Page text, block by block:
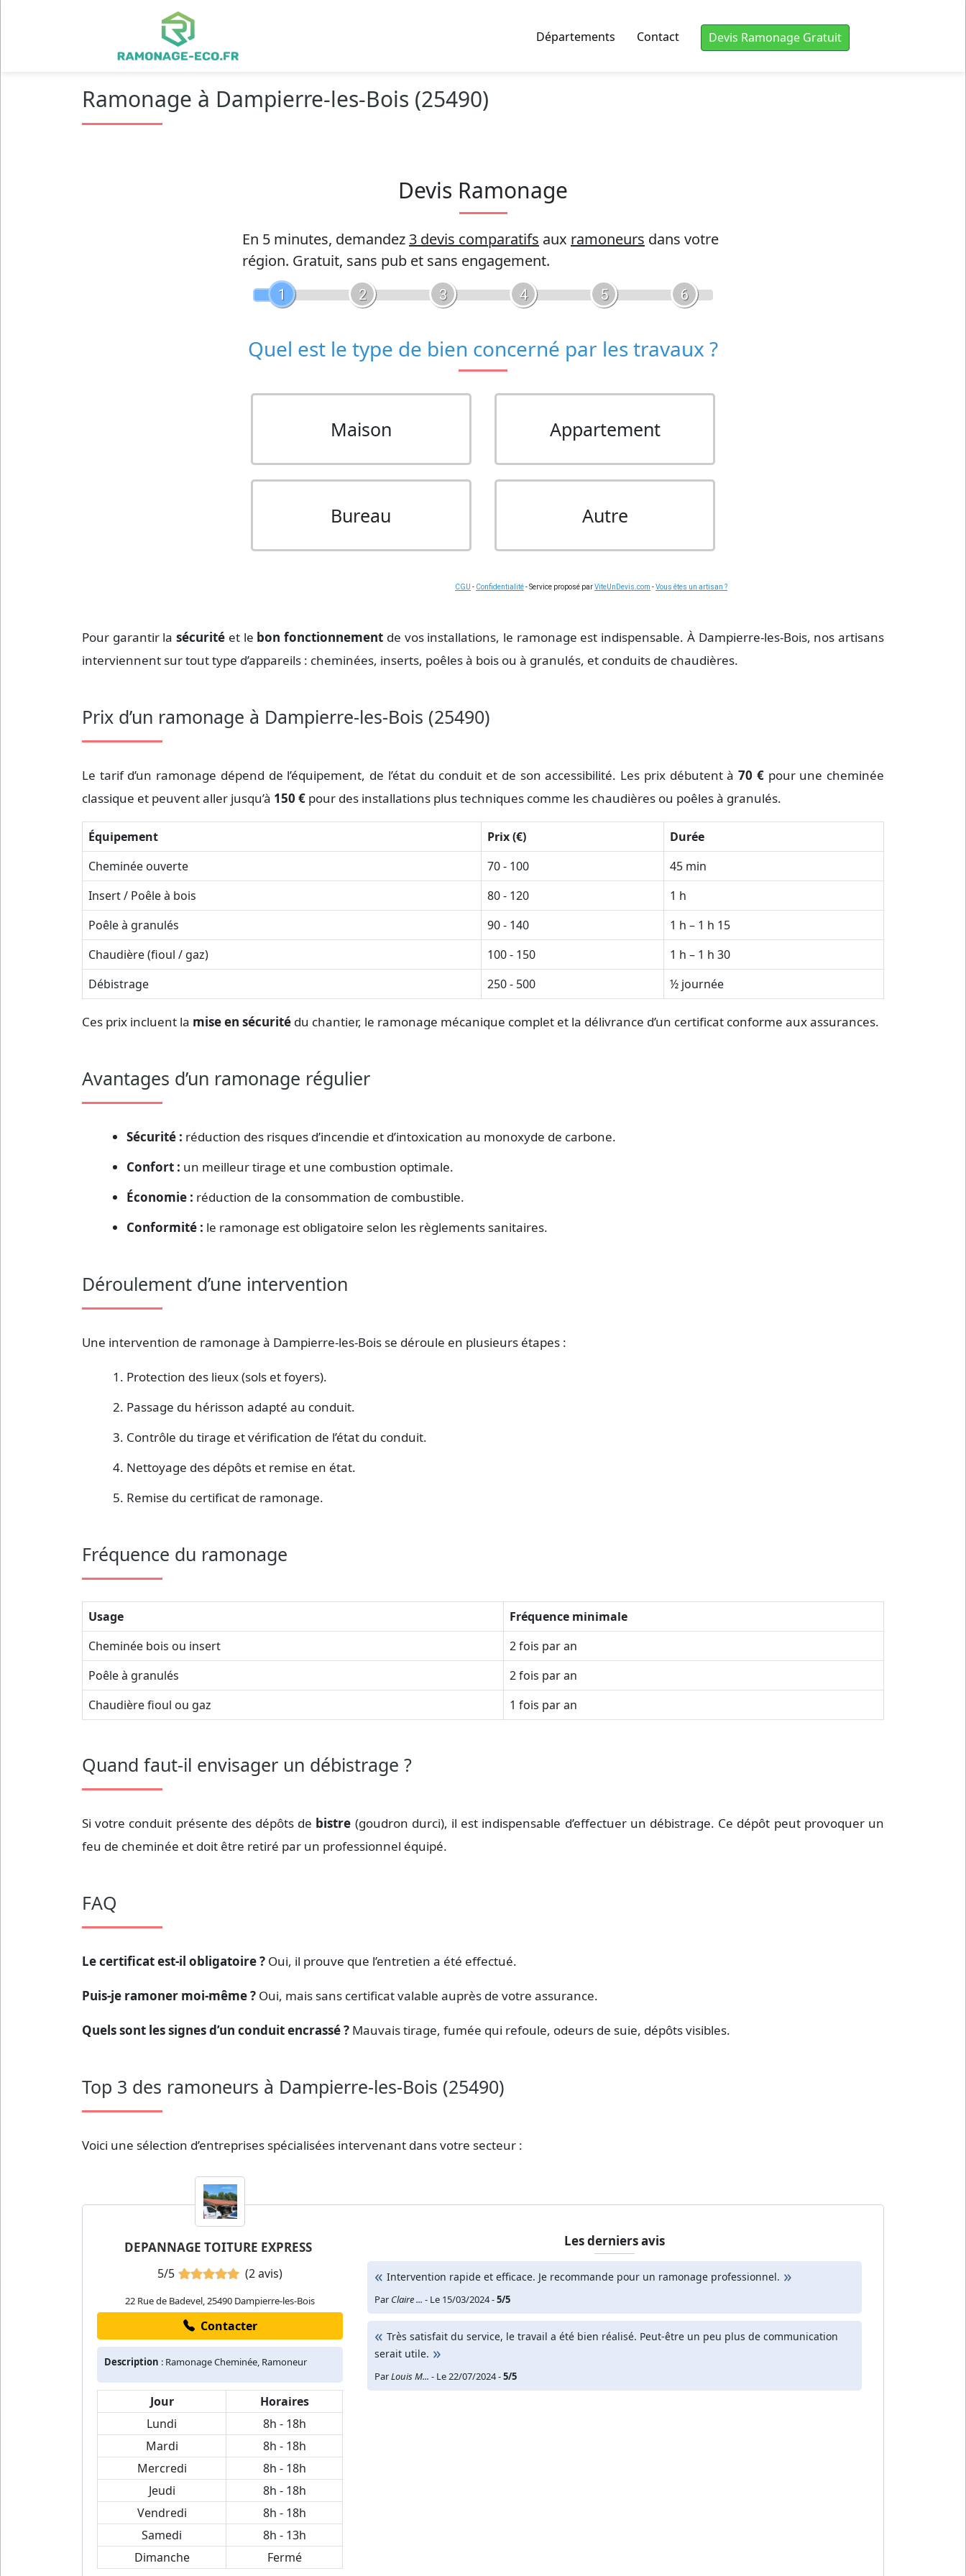
Départements Contact Devis Ramonage Gratuit
Ramonage à Dampierre-les-Bois (25490)
Devis Ramonage
En 5 minutes, demandez 3 devis comparatifs aux ramoneurs dans votre
région. Gratuit, sans pub et sans engagement.
1 2 3 4 5 6
Quel est le type de bien concerné par les travaux ?
Maison Appartement
Bureau Autre
CGU - Confidentialité- Service proposé parViteUnDevis.com -Vous êtes un artisan ?
Pour garantir lasécurité et le bon fonctionnement de vos installations, le ramonage est indispensable. À Dampierre-les-Bois, nos artisans
interviennent sur tout type d’appareils : cheminées, inserts, poêles à bois ou à granulés, et conduits de chaudières.
Prix d’un ramonage à Dampierre-les-Bois (25490)
Le tarif d’un ramonage dépend de l’équipement, de l’état du conduit et de son accessibilité. Les prix débutent à70 €pour une cheminée
classique et peuvent aller jusqu’à 150 € pour des installations plus techniques comme les chaudières ou poêles à granulés.
Équipement Prix (€)
Durée
Cheminée ouverte
70 - 100
45 min
Insert / Poêle à bois
80 - 120
1 h
Poêle à granulés
90 - 140
1 h – 1 h 15
Chaudière (fioul / gaz)
100 - 150
1 h – 1 h 30
Débistrage
250 - 500 ½ journée
Ces prix incluent la mise en sécurité du chantier, le ramonage mécanique complet et la délivrance d’un certificat conforme aux assurances.
Avantages d’un ramonage régulier
Sécurité : réduction des risques d’incendie et d’intoxication au monoxyde de carbone.
Confort : un meilleur tirage et une combustion optimale.
Économie : réduction de la consommation de combustible.
Conformité : le ramonage est obligatoire selon les règlements sanitaires.
Déroulement d’une intervention
Une intervention de ramonage à Dampierre-les-Bois se déroule en plusieurs étapes :
Protection des lieux (sols et foyers).
Passage du hérisson adapté au conduit.
Contrôle du tirage et vérification de l’état du conduit.
Nettoyage des dépôts et remise en état.
Remise du certificat de ramonage.
Fréquence du ramonage
Usage
Fréquence minimale
Cheminée bois ou insert
2 fois par an
Poêle à granulés
2 fois par an
Chaudière fioul ou gaz
1 fois par an
Quand faut-il envisager un débistrage ?
Si votre conduit présente des dépôts de bistre (goudron durci), il est indispensable d’effectuer un débistrage. Ce dépôt peut provoquer un
feu de cheminée et doit être retiré par un professionnel équipé.
FAQ
Le certificat est-il obligatoire ? Oui, il prouve que l’entretien a été effectué.
Puis-je ramoner moi-même ? Oui, mais sans certificat valable auprès de votre assurance.
Quels sont les signes d’un conduit encrassé ? Mauvais tirage, fumée qui refoule, odeurs de suie, dépôts visibles.
Top 3 des ramoneurs à Dampierre-les-Bois (25490)
Voici une sélection d’entreprises spécialisées intervenant dans votre secteur :
DEPANNAGE TOITURE EXPRESS
5/5 (2 avis)
22 Rue de Badevel, 25490 Dampierre-les-Bois
Contacter
Description : Ramonage Cheminée, Ramoneur
Jour
Horaires
Lundi
8h - 18h
Mardi
8h - 18h
Mercredi
8h - 18h
Jeudi
8h - 18h
Vendredi
8h - 18h
Samedi
8h - 13h
Dimanche
Fermé
Les derniers avis
Intervention rapide et efficace. Je recommande pour un ramonage professionnel.
Par Claire ... - Le 15/03/2024 -5/5
Très satisfait du service, le travail a été bien réalisé. Peut-être un peu plus de communication
serait utile.
ParLouis M... - Le 22/07/2024 -5/5